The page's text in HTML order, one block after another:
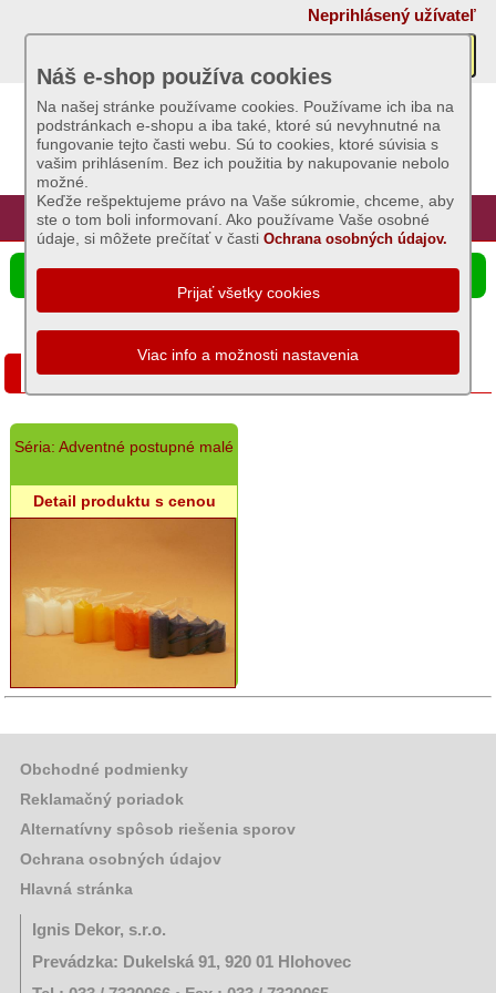
Neprihlásený užívateľ
Úvod Hlavná stránka Prihlásenie Registrácia
Náš e-shop používa cookies
Na našej stránke používame cookies. Používame ich iba na
podstránkach e-shopu a iba také, ktoré sú nevyhnutné na
fungovanie tejto časti webu. Sú to cookies, ktoré súvisia s
vašim prihlásením. Bez ich použitia by nakupovanie nebolo
možné.
Keďže rešpektujeme právo na Vaše súkromie, chceme, aby
ste o tom boli informovaní. Ako používame Vaše osobné
údaje, si môžete prečítať v častiOchrana osobných údajov.
☰ Ponuka produktov
Akcie
AKCIE:
Sviečky
AKCIE:
Záhradný
sortiment
AKCIE:
Semená
osivá
AKCIE:
Chovateľské
potreby
AKCIE:
Grilovací
AKCIE:
Dekorácie
potreby
AKCIE:
sortiment
kvety
Záhradný
sortiment
Akciový výpredaj
Séria: Adventné postupné malé
Detail produktu s cenou
Obchodné podmienky
Reklamačný poriadok
Alternatívny spôsob riešenia sporov
Ochrana osobných údajov
Hlavná stránka
Ignis Dekor, s.r.o.
Prevádzka: Dukelská 91, 920 01 Hlohovec